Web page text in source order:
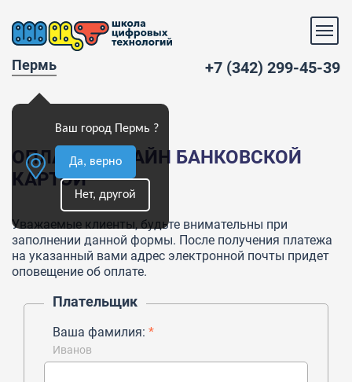
Пермь
Ваш город Пермь ?
Да, верно
Нет, другой
+7 (342) 299-45-39
ОПЛАТА ОНЛАЙН БАНКОВСКОЙ
КАРТОЙ
Уважаемые клиенты, будьте внимательны при
заполнении данной формы. После получения платежа
на указанный вами адрес электронной почты придет
оповещение об оплате.
Плательщик
Ваша фамилия: *
Иванов